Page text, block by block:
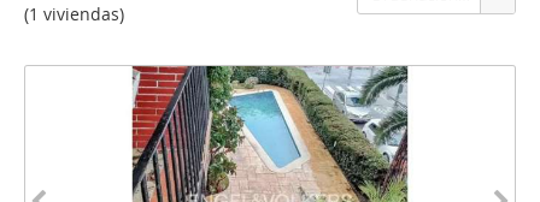
(1 viviendas)